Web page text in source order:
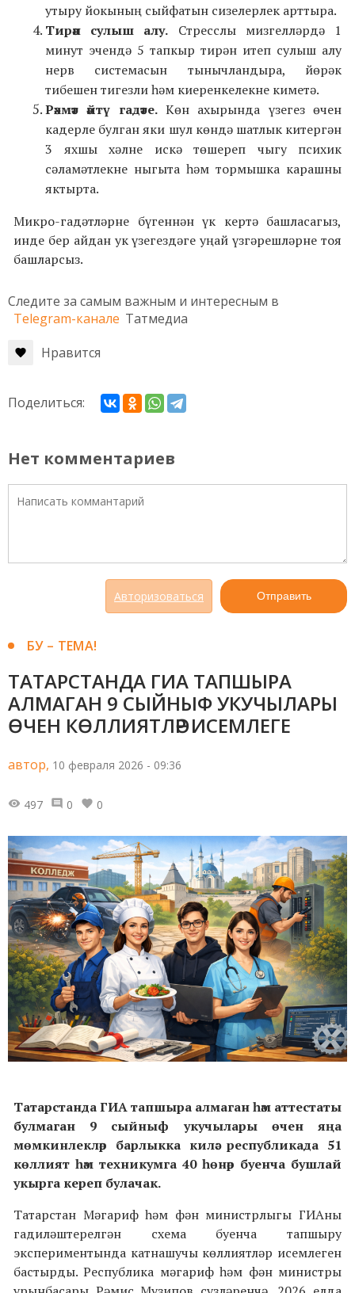
утыру йокының сыйфатын сизелерлек арттыра.
Тирән сулыш алу. Стресслы мизгелләрдә 1
минут эчендә 5 тапкыр тирән итеп сулыш алу
нерв системасын тынычландыра, йөрәк
тибешен тигезли һәм киеренкелекне киметә.
Рәхмәт әйтү гадәте.Көн ахырында үзегез өчен
кадерле булган яки шул көндә шатлык китергән
3 яхшы хәлне искә төшереп чыгу психик
сәламәтлекне ныгыта һәм тормышка карашны
яктырта.
Микро-гадәтләрне бүгеннән үк кертә башласагыз,
инде бер айдан ук үзегездәге уңай үзгәрешләрне тоя
башларсыз.
Следите за самым важным и интересным в
Telegram-канале Татмедиа
Нравится
Поделиться:
Нет комментариев
Авторизоваться Отправить
БУ – ТЕМА!
ТАТАРСТАНДА ГИА ТАПШЫРА
АЛМАГАН 9 СЫЙНЫФ УКУЧЫЛАРЫ
ӨЧЕН КӨЛЛИЯТЛӘР ИСЕМЛЕГЕ
автор, 10 февраля 2026 - 09:36
497 0 0
Татарстанда ГИА тапшыра алмаган һәм аттестаты
булмаган 9 сыйныф укучылары өчен яңа
мөмкинлекләр барлыкка килә: республикада 51
көллият һәм техникумга 40 һөнәр буенча бушлай
укырга кереп булачак.
Татарстан Мәгариф һәм фән министрлыгы ГИАны
гадиләштерелгән схема буенча тапшыру
экспериментында катнашучы көллиятләр исемлеген
бастырды. Республика мәгариф һәм фән министры